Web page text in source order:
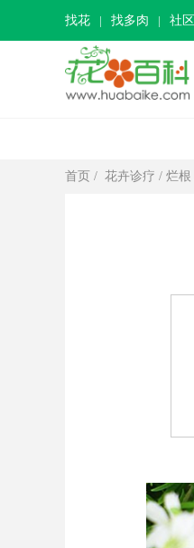
找花 找多肉 社区
首页 / 花卉诊疗 / 烂根